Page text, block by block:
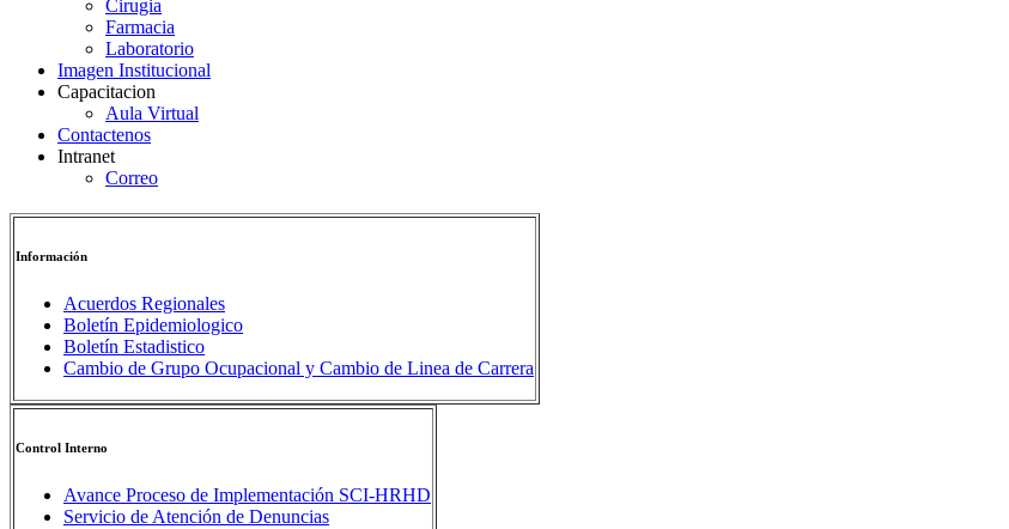
Cirugia
Farmacia
Laboratorio
Imagen Institucional
Capacitacion
Aula Virtual
Contactenos
Intranet
Correo
Información
Acuerdos Regionales
Boletín Epidemiologico
Boletín Estadistico
Cambio de Grupo Ocupacional y Cambio de Linea de Carrera
Control Interno
Avance Proceso de Implementación SCI-HRHD
Servicio de Atención de Denuncias